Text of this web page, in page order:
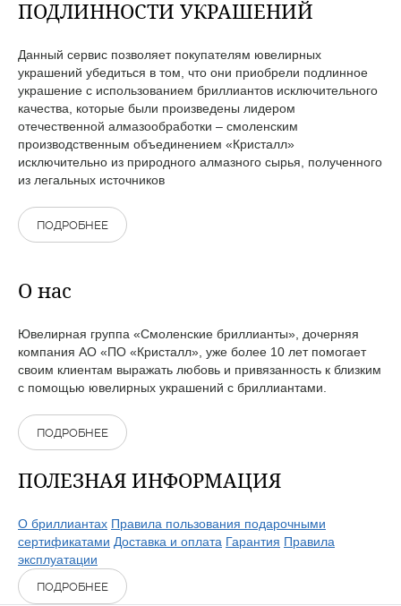
ПОДЛИННОСТИ УКРАШЕНИЙ
Данный сервис позволяет покупателям ювелирных
украшений убедиться в том, что они приобрели подлинное
украшение с использованием бриллиантов исключительного
качества, которые были произведены лидером
отечественной алмазообработки – смоленским
производственным объединением «Кристалл»
исключительно из природного алмазного сырья, полученного
из легальных источников
ПОДРОБНЕЕ
О нас
Ювелирная группа «Смоленские бриллианты», дочерняя
компания АО «ПО «Кристалл», уже более 10 лет помогает
своим клиентам выражать любовь и привязанность к близким
с помощью ювелирных украшений с бриллиантами.
ПОДРОБНЕЕ
ПОЛЕЗНАЯ ИНФОРМАЦИЯ
О бриллиантах Правила пользования подарочными
сертификатами Доставка и оплата Гарантия Правила
эксплуатации
ПОДРОБНЕЕ